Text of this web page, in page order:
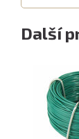
Další